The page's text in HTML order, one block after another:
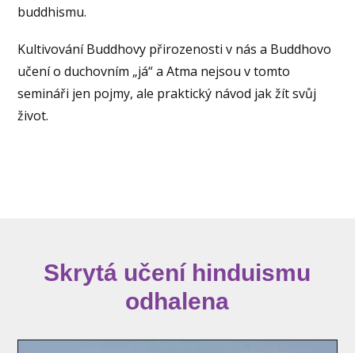
buddhismu.
Kultivování Buddhovy přirozenosti v nás a Buddhovo
učení o duchovním „já“ a Atma nejsou v tomto
semináři jen pojmy, ale praktický návod jak žít svůj
život.
Skrytá učení hinduismu
odhalena